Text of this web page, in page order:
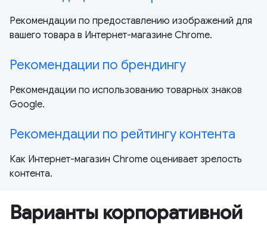
Рекомендации по предоставлению изображений для
вашего товара в Интернет-магазине Chrome.
Рекомендации по брендингу
Рекомендации по использованию товарных знаков
Google.
Рекомендации по рейтингу контента
Как Интернет-магазин Chrome оценивает зрелость
контента.
Варианты корпоративной